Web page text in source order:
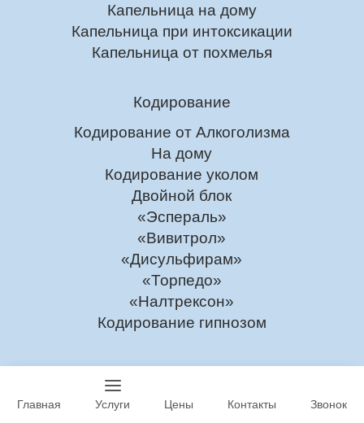
Капельница на дому
Капельница при интоксикации
Капельница от похмелья
Кодирование
Кодирование от Алкоголизма
На дому
Кодирование уколом
Двойной блок
«Эспераль»
«Вивитрол»
«Дисульфирам»
«Торпедо»
«Налтрексон»
Кодирование гипнозом
Наркологическая помощь
Главная Услуги Цены Контакты Звонок